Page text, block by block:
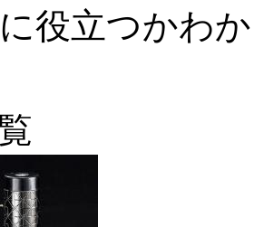
役立つかわ